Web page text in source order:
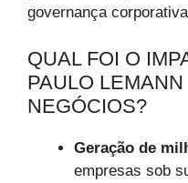
governança
QUAL FOI O
PAULO
NEGÓCIOS?
Geração de
empresas sob